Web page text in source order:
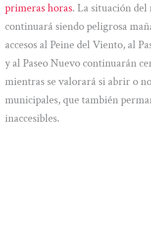
primeras horas. La situación del
continuará siendo peligrosa
accesos al Peine del Viento, al
y al Paseo Nuevo continuarán
mientras se valorará si abrir o
municipales, que también
inaccesibles.